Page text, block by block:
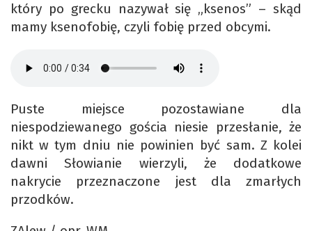
który po grecku nazywał się „ksenos” – skąd
mamy ksenofobię, czyli fobię przed obcymi.
Puste miejsce pozostawiane dla
niespodziewanego gościa niesie przesłanie, że
nikt w tym dniu nie powinien być sam. Z kolei
dawni Słowianie wierzyli, że dodatkowe
nakrycie przeznaczone jest dla zmarłych
przodków.